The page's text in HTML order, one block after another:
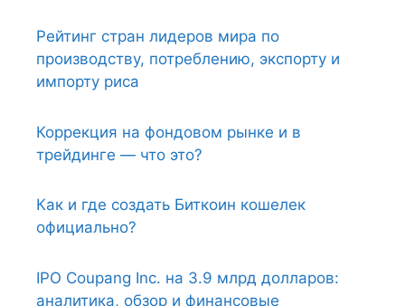
Рейтинг стран лидеров мира по
производству, потреблению, экспорту и
импорту риса
Коррекция на фондовом рынке и в
трейдинге — что это?
Как и где создать Биткоин кошелек
официально?
IPO Coupang Inc. на 3.9 млрд долларов:
аналитика, обзор и финансовые